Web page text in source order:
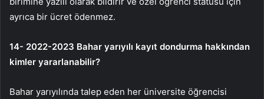
ayrıca bir ücret ödenmez.
14- 2022-2023 Bahar yarıyılı kayıt dondurma hakkından
kimler yararlanabilir?
Bahar yarıyılında talep eden her üniversite öğrencisi